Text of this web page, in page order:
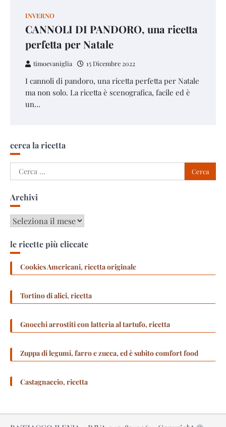
INVERNO
CANNOLI DI PANDORO, una ricetta
perfetta per Natale
timoevaniglia 15 Dicembre 2022
I cannoli di pandoro, una ricetta perfetta per Natale
ma non solo. La ricetta è scenografica, facile ed è
un…
cerca la ricetta
Ricerca
per:
Archivi
Archivi
le ricette più cliccate
Cookies Americani, ricetta originale
Tortino di alici, ricetta
Gnocchi arrostiti con latteria al tartufo, ricetta
Zuppa di legumi, farro e zucca, ed è subito comfort food
Castagnaccio, ricetta